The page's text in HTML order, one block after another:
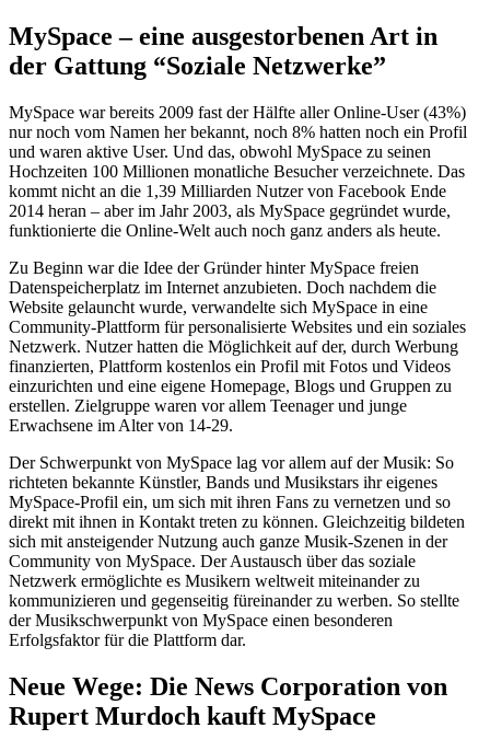
MySpace – eine ausgestorbenen Art in
der Gattung “Soziale Netzwerke”
MySpace war bereits 2009 fast der Hälfte aller Online-User (43%)
nur noch vom Namen her bekannt, noch 8% hatten noch ein Profil
und waren aktive User. Und das, obwohl MySpace zu seinen
Hochzeiten 100 Millionen monatliche Besucher verzeichnete. Das
kommt nicht an die 1,39 Milliarden Nutzer von Facebook Ende
2014 heran – aber im Jahr 2003, als MySpace gegründet wurde,
funktionierte die Online-Welt auch noch ganz anders als heute.
Zu Beginn war die Idee der Gründer hinter MySpace freien
Datenspeicherplatz im Internet anzubieten. Doch nachdem die
Website gelauncht wurde, verwandelte sich MySpace in eine
Community-Plattform für personalisierte Websites und ein soziales
Netzwerk. Nutzer hatten die Möglichkeit auf der, durch Werbung
finanzierten, Plattform kostenlos ein Profil mit Fotos und Videos
einzurichten und eine eigene Homepage, Blogs und Gruppen zu
erstellen. Zielgruppe waren vor allem Teenager und junge
Erwachsene im Alter von 14-29.
Der Schwerpunkt von MySpace lag vor allem auf der Musik: So
richteten bekannte Künstler, Bands und Musikstars ihr eigenes
MySpace-Profil ein, um sich mit ihren Fans zu vernetzen und so
direkt mit ihnen in Kontakt treten zu können. Gleichzeitig bildeten
sich mit ansteigender Nutzung auch ganze Musik-Szenen in der
Community von MySpace. Der Austausch über das soziale
Netzwerk ermöglichte es Musikern weltweit miteinander zu
kommunizieren und gegenseitig füreinander zu werben. So stellte
der Musikschwerpunkt von MySpace einen besonderen
Erfolgsfaktor für die Plattform dar.
Neue Wege: Die News Corporation von
Rupert Murdoch kauft MySpace